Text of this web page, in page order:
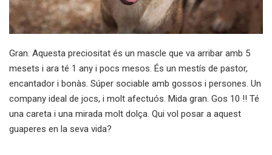
Gran. Aquesta preciositat és un mascle que va arribar amb 5
mesets i ara té 1 any i pocs mesos. És un mestís de pastor,
encantador i bonàs. Súper sociable amb gossos i persones. Un
company ideal de jocs, i molt afectuós. Mida gran. Gos 10 !! Té
una careta i una mirada molt dolça. Qui vol posar a aquest
guaperes en la seva vida?